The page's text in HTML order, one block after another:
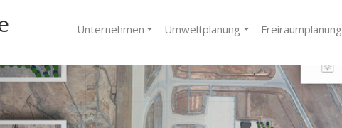
Unternehmen Umweltplanung Freiraumplanung